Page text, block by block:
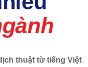
thuật từ tiếng Việt